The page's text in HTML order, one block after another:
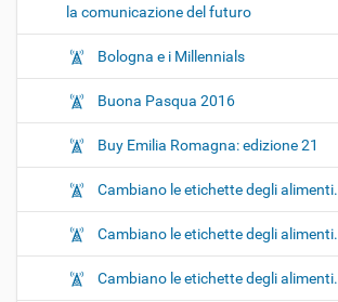
la comunicazione del futuro
Bologna e i Millennials
Buona Pasqua 2016
Buy Emilia Romagna: edizione 21
Cambiano le etichette degli alimenti.
Cambiano le etichette degli alimenti.
Cambiano le etichette degli alimenti.